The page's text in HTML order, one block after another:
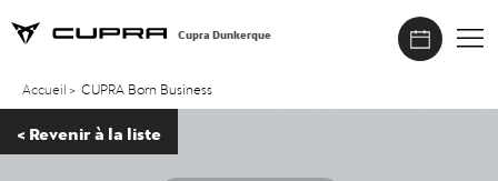
Cupra Dunkerque
Accueil > CUPRA Born Business
< Revenir à la liste